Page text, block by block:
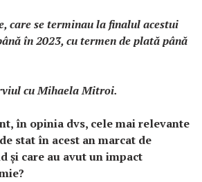
care se terminau la finalul acestui
în 2023, cu termen de plată până
cu Mihaela Mitroi.
în opinia dvs, cele mai relevante
stat în acest an marcat de
și care au avut un impact